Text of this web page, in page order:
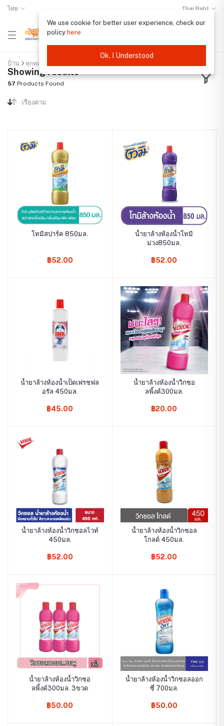
ไทย Thai Baht
บ้าน ทุกหมวดหมู่
Showing results
57 Products Found
เรียงตาม
โทมิสปาร์ค 850มล.
฿52.00
น้ำยาล้างห้องน้ำโทมิ
ม่วง850มล.
฿52.00
น้ำยาล้างห้องน้ำเป็ดเฟรชฟล
อรัล 450มล.
฿45.00
น้ำยาล้างห้องน้ำวิกซอ
ลพิ้งค์300มล.
฿20.00
น้ำยาล้างห้องน้ำวิกซอลไวท์
450มล.
฿52.00
น้ำยาล้างห้องน้ำวิกซอล
โกลด์ 450มล.
฿52.00
น้ำยาล้างห้องน้ำวิกซอ
ลพิ้งค์300มล. 3ขวด
฿50.00
น้ำยาล้างห้องน้ำวิกซอลออก
ซี่ 700มล.
฿50.00
We use cookie for better user experience, check our
policy here
Ok. I Understood